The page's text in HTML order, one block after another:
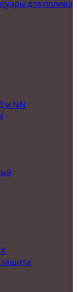
для полива
и NN